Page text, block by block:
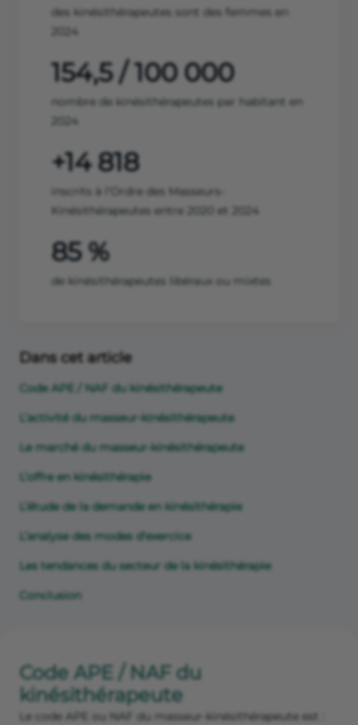
des kinésithérapeutes sont des femmes en
2024
154,5 / 100 000
nombre de kinésithérapeutes par habitant en
2024
+14 818
inscrits à l’Ordre des Masseurs-
Kinésithérapeutes entre 2020 et 2024
85 %
de kinésithérapeutes libéraux ou mixtes
Dans cet article
Code APE / NAF du kinésithérapeute
L’activité du masseur-kinésithérapeute
Le marché du masseur-kinésithérapeute
L’offre en kinésithérapie
L’étude de la demande en kinésithérapie
L’analyse des modes d'exercice
Les tendances du secteur de la kinésithérapie
Conclusion
Code APE / NAF du
kinésithérapeute
Le code APE ou NAF du masseur-kinésithérapeute est :